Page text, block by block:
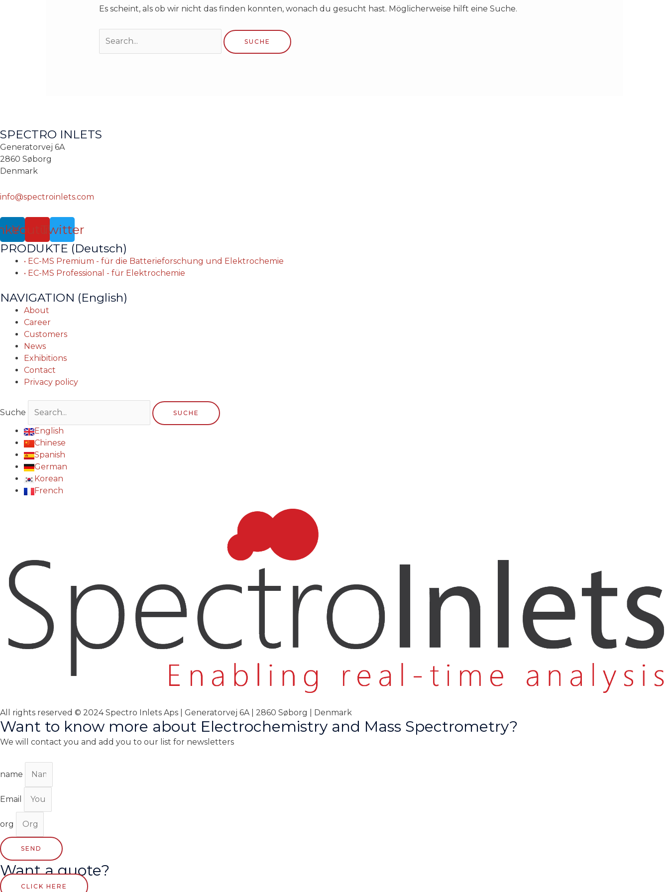
Es scheint, als ob wir nicht das finden konnten, wonach du gesucht hast. Möglicherweise hilft eine Suche.
SPECTRO INLETS
Generatorvej 6A
2860 Søborg
Denmark
info@spectroinlets.com
YoutubeTwitter
PRODUKTE (Deutsch)
• EC-MS Premium - für die Batterieforschung und Elektrochemie
• EC-MS Professional - für Elektrochemie
NAVIGATION (English)
About
Career
Customers
News
Exhibitions
Contact
Privacy policy
Suche SUCHE
English
Chinese
Spanish
German
Korean
French
All rights reserved © 2024 Spectro Inlets Aps | Generatorvej 6A | 2860 Søborg | Denmark
Want to know more about Electrochemistry and Mass Spectrometry?
We will contact you and add you to our list for newsletters
name
Email
org
SEND
Want a quote?
CLICK HERE